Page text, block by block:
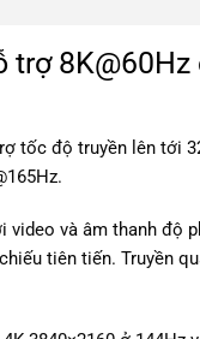
tốc độ truyền lên tới
video và âm thanh độ
tiên tiến. Truyền